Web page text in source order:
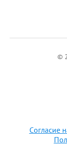
©
Согласие